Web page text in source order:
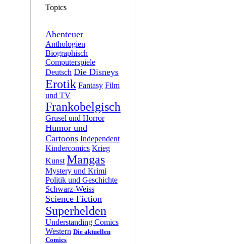
Topics
Abenteuer
Anthologien
Biographisch
Computerspiele
Deutsch Die Disneys
Erotik Fantasy Film
und TV
Frankobelgisch
Grusel und Horror
Humor und
Cartoons Independent
Kindercomics Krieg
Kunst Mangas
Mystery und Krimi
Politik und Geschichte
Schwarz-Weiss
Science Fiction
Superhelden
Understanding Comics
Western Die aktuellen
Comics